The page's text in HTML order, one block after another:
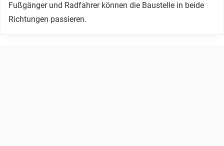
Fußgänger und Radfahrer können die Baustelle in beide
Richtungen passieren.